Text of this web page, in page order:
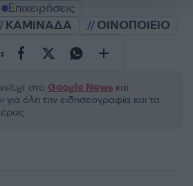
Επιχειρήσεις
ΚΑΜΙΝΑΔΑ ΟΙΝΟΠΟΙΕΙΟ
στο Google News και
όλη την ειδησεογραφία και τα